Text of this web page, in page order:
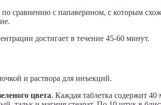
сравнению с папаверином, с которым
достигает в течение 45-60 минут.
и раствора для инъекций.
цвета. Каждая таблетка содержит